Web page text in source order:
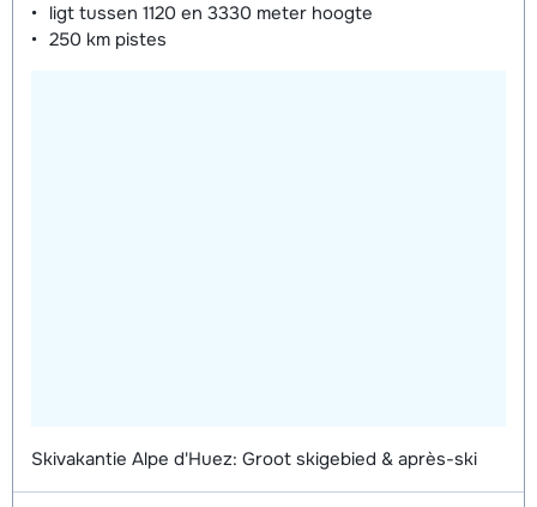
ligt tussen 1120 en 3330 meter hoogte
250 km pistes
Skivakantie Alpe d'Huez: Groot skigebied & après-ski